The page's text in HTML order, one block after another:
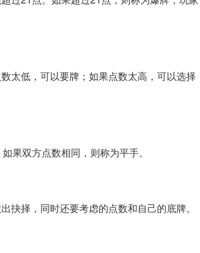
太低，可以要牌；如果点数太高，可以选择
果双方点数相同，则称为平手。
择，同时还要考虑的点数和自己的底牌。